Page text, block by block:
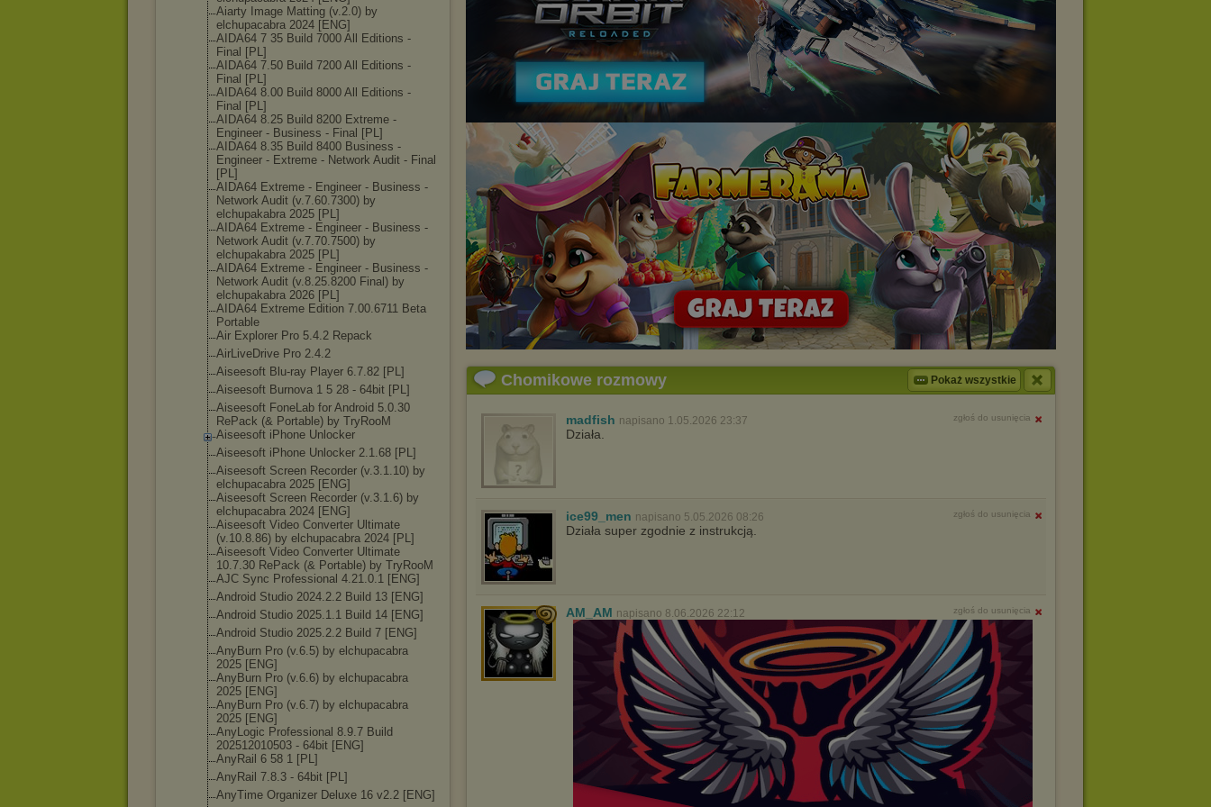
Aiarty Image Matting (v.2.0) by
elchupacabra 2024 [ENG]
AIDA64 7 35 Build 7000 All Editions -
Final [PL]
AIDA64 7.50 Build 7200 All Editions -
Final [PL]
AIDA64 8.00 Build 8000 All Editions -
Final [PL]
AIDA64 8.25 Build 8200 Extreme -
Engineer - Business - Final [PL]
AIDA64 8.35 Build 8400 Business -
Engineer - Extreme - Network Audit - Final
[PL]
AIDA64 Extreme - Engineer - Business -
Network Audit (v.7.60.7300) by
elchupakabra 2025 [PL]
AIDA64 Extreme - Engineer - Business -
Network Audit (v.7.70.7500) by
elchupakabra 2025 [PL]
AIDA64 Extreme - Engineer - Business -
Network Audit (v.8.25.8200 Final) by
elchupakabra 2026 [PL]
AIDA64 Extreme Edition 7.00.6711 Beta
Portable
Air Explorer Pro 5.4.2 Repack
AirLiveDrive Pro 2.4.2
Aiseesoft Blu-ray Player 6.7.82 [PL]
Aiseesoft Burnova 1 5 28 - 64bit [PL]
Aiseesoft FoneLab for Android 5.0.30
RePack (& Portable) by TryRooM
Aiseesoft iPhone Unlocker
Aiseesoft iPhone Unlocker 2.1.68 [PL]
Aiseesoft Screen Recorder (v.3.1.10) by
elchupacabra 2025 [ENG]
Aiseesoft Screen Recorder (v.3.1.6) by
elchupacabra 2024 [ENG]
Aiseesoft Video Converter Ultimate
(v.10.8.86) by elchupacabra 2024 [PL]
Aiseesoft Video Converter Ultimate
10.7.30 RePack (& Portable) by TryRooM
AJC Sync Professional 4.21.0.1 [ENG]
Android Studio 2024.2.2 Build 13 [ENG]
Android Studio 2025.1.1 Build 14 [ENG]
Android Studio 2025.2.2 Build 7 [ENG]
AnyBurn Pro (v.6.5) by elchupacabra
2025 [ENG]
AnyBurn Pro (v.6.6) by elchupacabra
2025 [ENG]
AnyBurn Pro (v.6.7) by elchupacabra
2025 [ENG]
AnyLogic Professional 8.9.7 Build
202512010503 - 64bit [ENG]
AnyRail 6 58 1 [PL]
AnyRail 7.8.3 - 64bit [PL]
AnyTime Organizer Deluxe 16 v2.2 [ENG]
Chomikowe rozmowy Pokaż wszystkie
madfish napisano 1.05.2026 23:37 zgłoś do usunięcia
Działa.
ice99_men napisano 5.05.2026 08:26 zgłoś do usunięcia
Działa super zgodnie z instrukcją.
AM_AM napisano 8.06.2026 22:12 zgłoś do usunięcia